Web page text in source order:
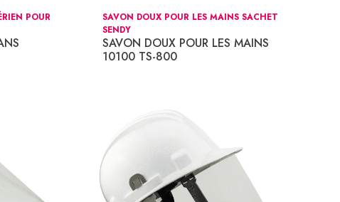
POUR
SAVON DOUX POUR LES MAINS SACHET
SENDY
SAVON DOUX POUR LES MAINS
10100 TS-800